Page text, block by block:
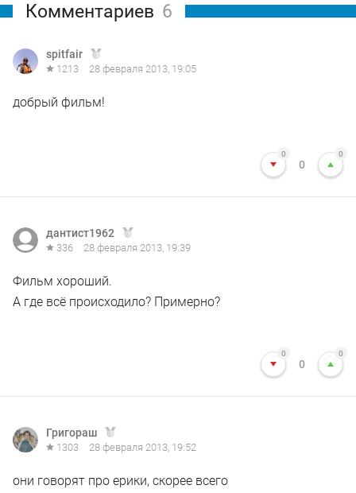
Комментариев 6
spitfair
1213 28 февраля 2013, 19:05
добрый фильм!
0
0
0
дантист1962
336 28 февраля 2013, 19:39
Фильм хороший.
А где всё происходило? Примерно?
0
0
0
Григораш
1303 28 февраля 2013, 19:52
они говорят про ерики, скорее всего